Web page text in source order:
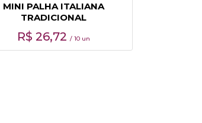
MINI PALHA ITALIANA
TRADICIONAL
R$ 26,72 / 10 un